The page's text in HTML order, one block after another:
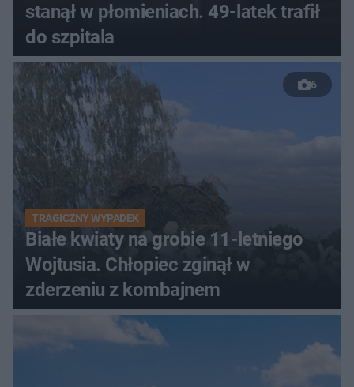
stanął w płomieniach. 49-latek trafił
do szpitala
6
TRAGICZNY WYPADEK
Białe kwiaty na grobie 11-letniego
Wojtusia. Chłopiec zginął w
zderzeniu z kombajnem